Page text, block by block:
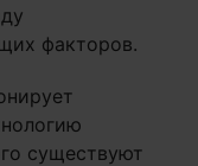
факторов.
существуют